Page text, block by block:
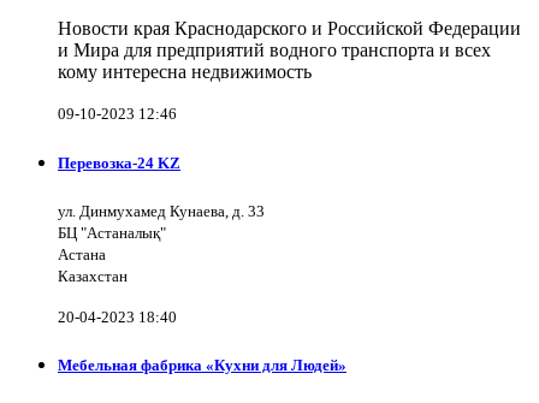
Новости края Краснодарского и Российской Федерации
и Мира для предприятий водного транспорта и всех
кому интересна недвижимость
09-10-2023 12:46
Перевозка-24 KZ
ул. Динмухамед Кунаева, д. 33
БЦ "Астаналық"
Астана
Казахстан
20-04-2023 18:40
Мебельная фабрика «Кухни для Людей»